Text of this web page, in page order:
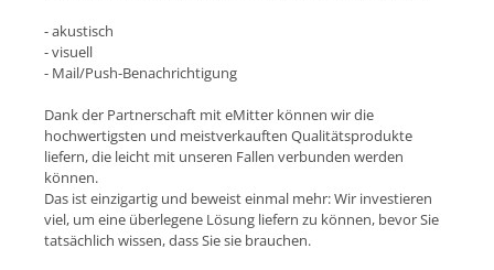
- akustisch
- visuell
- Mail/Push-Benachrichtigung
Dank der Partnerschaft mit eMitter können wir die
hochwertigsten und meistverkauften Qualitätsprodukte
liefern, die leicht mit unseren Fallen verbunden werden
können.
Das ist einzigartig und beweist einmal mehr: Wir investieren
viel, um eine überlegene Lösung liefern zu können, bevor Sie
tatsächlich wissen, dass Sie sie brauchen.